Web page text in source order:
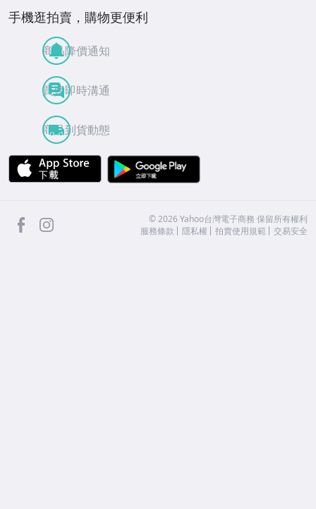
手機逛拍賣，購物更便利
商品降價通知
買賣即時溝通
商品到貨動態
APP Store
facebook ©2026 Yahoo台灣電子商務 保留所有權利
服務條款
隱私權 拍賣使用規範 交易安全